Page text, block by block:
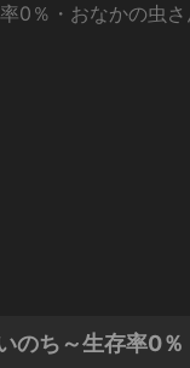
0％・おなかの虫
のち～生存率0